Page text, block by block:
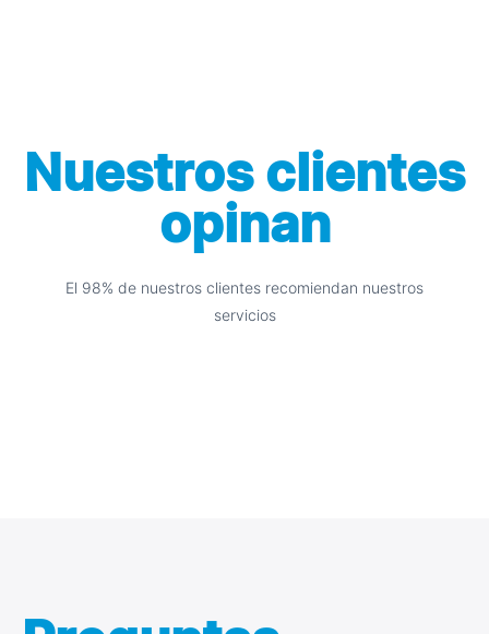
Nuestros clientes
opinan
El 98% de nuestros clientes recomiendan nuestros
servicios